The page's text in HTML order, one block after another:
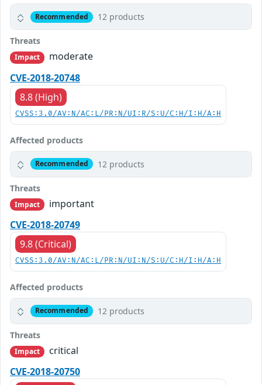
Recommended 12 products
Threats
Impact
moderate
CVE-2018-20748
8.8 (High)
CVSS:3.0/AV:N/AC:L/PR:N/UI:R/S:U/C:H/I:H/A:H
Affected products
Recommended 12 products
Threats
Impact
important
CVE-2018-20749
9.8 (Critical)
CVSS:3.0/AV:N/AC:L/PR:N/UI:N/S:U/C:H/I:H/A:H
Affected products
Recommended 12 products
Threats
Impact
critical
CVE-2018-20750